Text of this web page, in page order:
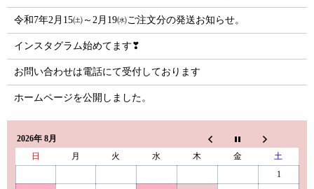
令和7年2月15㈯～2月19㈬ご注文分の発送お知らせ。
インスタグラム始めてます❣
お問い合わせは電話にて受付しております
ホームページを公開しました。
2026年 8月
日
月 火 水 木 金
土
1